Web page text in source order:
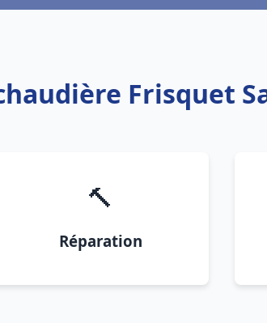
Frisquet
🔨
Réparation